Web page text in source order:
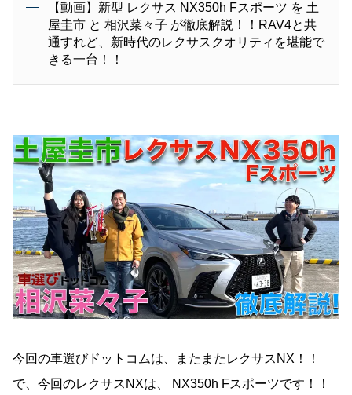
【動画】新型 レクサス NX350h Fスポーツ を 土
屋圭市 と 相沢菜々子 が徹底解説！！RAV4と共
通すれど、新時代のレクサスクオリティを堪能で
きる一台！！
今回の車選びドットコムは、またまたレクサスNX！！
で、今回のレクサスNXは、 NX350h Fスポーツです！！